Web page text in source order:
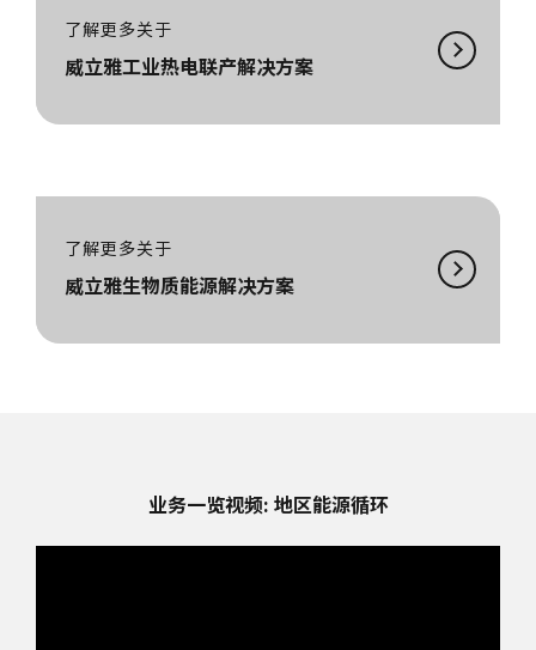
了解更多关于
威立雅工业热电联产解决方案
了解更多关于
威立雅生物质能源解决方案
业务一览视频: 地区能源循环